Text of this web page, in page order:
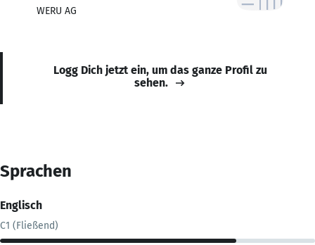
WERU AG
Logg Dich jetzt ein, um das ganze Profil zu
sehen.
Sprachen
Englisch
C1 (Fließend)